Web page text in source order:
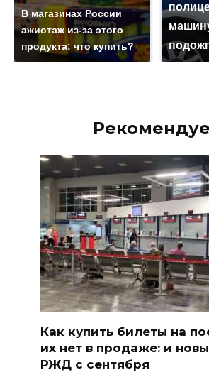
В магазинах России
ажиотаж из-за этого
продукта: что купить?
Как купить билеты на
их нет в продаже: и
РЖД с сентября